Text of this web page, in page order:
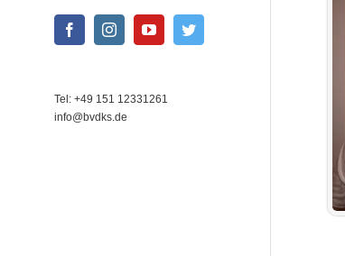
FacebookInstagramYouTubeTwitter
Tel: +49 151 12331261
info@bvdks.de